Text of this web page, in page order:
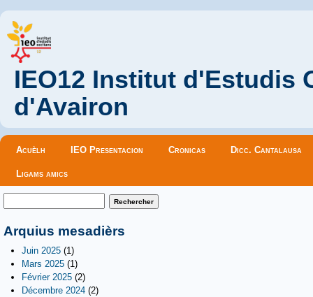
IEO12 Institut d'Estudis
d'Avairon
Menu principal
Acuèlh IEO Presentacion Cronicas Dicc. Cantalausa
Ligams amics
Formulaire de recherche
Arquius mesadièrs
Juin 2025 (1)
Mars 2025 (1)
Février 2025 (2)
Décembre 2024 (2)